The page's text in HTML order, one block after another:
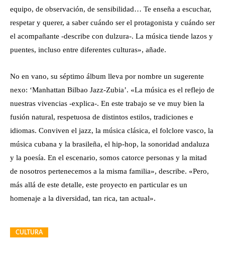
equipo, de observación, de sensibilidad… Te enseña a escuchar,
respetar y querer, a saber cuándo ser el protagonista y cuándo ser
el acompañante -describe con dulzura-. La música tiende lazos y
puentes, incluso entre diferentes culturas», añade.
No en vano, su séptimo álbum lleva por nombre un sugerente
nexo: ‘Manhattan Bilbao Jazz-Zubia’. «La música es el reflejo de
nuestras vivencias -explica-. En este trabajo se ve muy bien la
fusión natural, respetuosa de distintos estilos, tradiciones e
idiomas. Conviven el jazz, la música clásica, el folclore vasco, la
música cubana y la brasileña, el hip-hop, la sonoridad andaluza
y la poesía. En el escenario, somos catorce personas y la mitad
de nosotros pertenecemos a la misma familia», describe. «Pero,
más allá de este detalle, este proyecto en particular es un
homenaje a la diversidad, tan rica, tan actual».
CULTURA